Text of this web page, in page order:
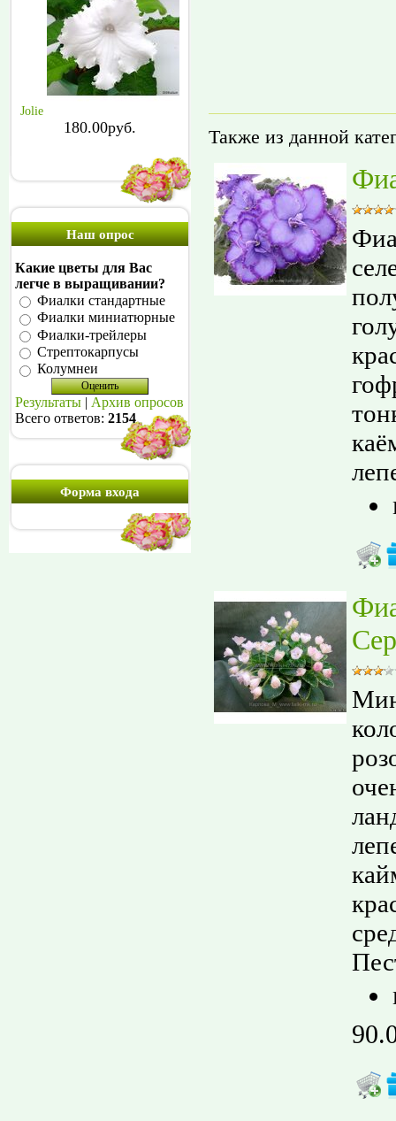
Jolie
180.00руб.
Наш опрос
Какие цветы для Вас
легче в выращивании?
Фиалки стандартные
Фиалки миниатюрные
Фиалки-трейлеры
Стрептокарпусы
Колумнеи
Результаты
Архив опросов
Всего ответов: 2154
Форма входа
Также из данной